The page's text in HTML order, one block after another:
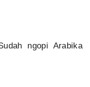
ngopi Arabika